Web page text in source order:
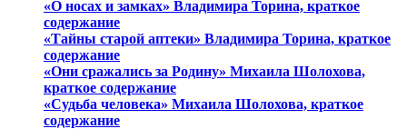
«О носах и замка́х» Владимира Торина, краткое
содержание
«Тайны старой аптеки» Владимира Торина, краткое
содержание
«Они сражались за Родину» Михаила Шолохова,
краткое содержание
«Судьба человека» Михаила Шолохова, краткое
содержание